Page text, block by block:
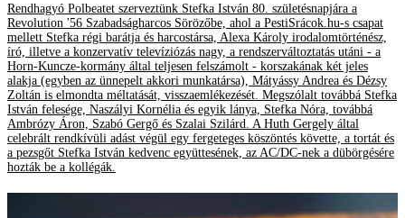
Rendhagyó Polbeatet szerveztünk Stefka István 80. születésnapjára a
Revolution '56 Szabadságharcos Sörözőbe, ahol a PestiSrácok.hu-s csapat
mellett Stefka régi barátja és harcostársa, Alexa Károly irodalomtörténész,
író, illetve a konzervatív televíziózás nagy, a rendszerváltoztatás utáni - a
Horn-Kuncze-kormány által teljesen felszámolt - korszakának két jeles
alakja (egyben az ünnepelt akkori munkatársa), Mátyássy Andrea és Dézsy
Zoltán is elmondta méltatását, visszaemlékezését. Megszólalt továbbá Stefka
István felesége, Naszályi Kornélia és egyik lánya, Stefka Nóra, továbbá
Ambrózy Áron, Szabó Gergő és Szalai Szilárd. A Huth Gergely által
celebrált rendkívüli adást végül egy fergeteges köszöntés követte, a tortát és
a pezsgőt Stefka István kedvenc együttesének, az AC/DC-nek a dübörgésére
hozták be a kollégák.